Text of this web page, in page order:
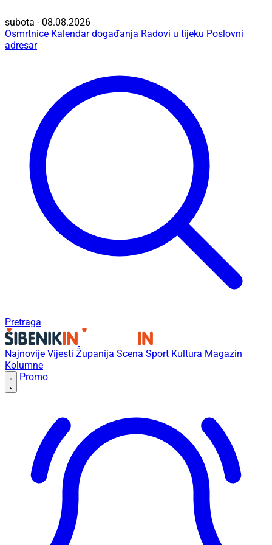
subota - 08.08.2026
Osmrtnice Kalendar događanja Radovi u tijeku Poslovni
adresar
Pretraga
Najnovije Vijesti Županija Scena Sport Kultura Magazin
Kolumne
Promo